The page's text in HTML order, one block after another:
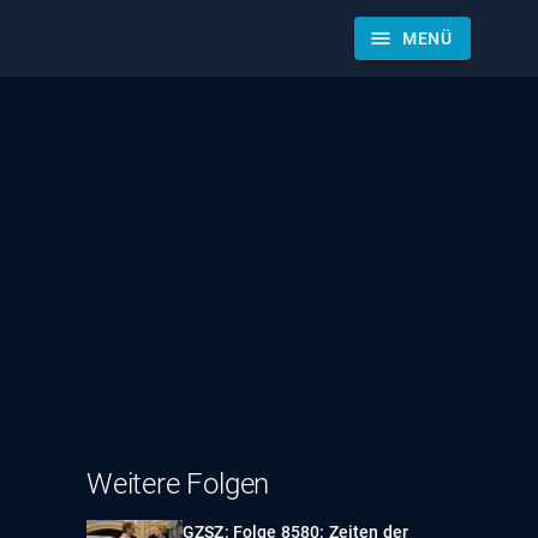
menu MENÜ
Weitere Folgen
GZSZ: Folge 8580: Zeiten der